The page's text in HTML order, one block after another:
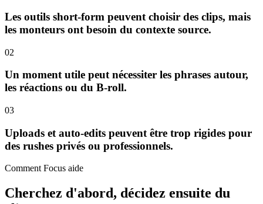
Les outils short-form peuvent choisir des clips, mais
les monteurs ont besoin du contexte source.
02
Un moment utile peut nécessiter les phrases autour,
les réactions ou du B-roll.
03
Uploads et auto-edits peuvent être trop rigides pour
des rushes privés ou professionnels.
Comment Focus aide
Cherchez d'abord, décidez ensuite du